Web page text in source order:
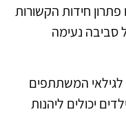
חידות הקשורות
סביבה נעימה
המשתתפים
יכולים ליהנות